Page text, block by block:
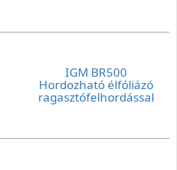
IGM BR500
Hordozható élfóliázó
ragasztófelhordással